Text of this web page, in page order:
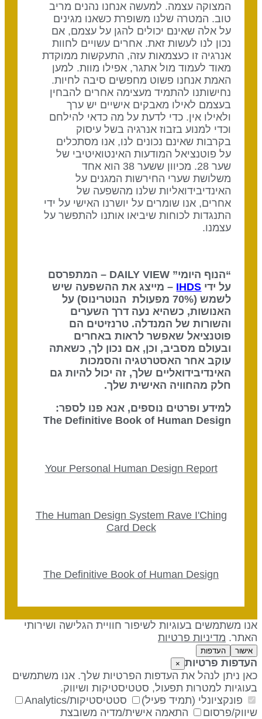
המצוקה עצמה. למעשה אנחנו נהנים מריב
טוב. המטרה שלנו משופרת כשאנו מגינים
על אלה שאינם יכולים להגן על עצמם, אם
נכון לנו לעשות זאת. אחרים עשויים לחוות
אנרגיה זו כעצמאות עזה, התעקשות ממוקדת
מאוד לעמוד מול אתגר, אפילו מוות. למען
האמת אנחנו פשוט מחפשים סיבה לחיות.
נחישותנו להתמיד מעצימה אחרים להבחין
בעצמם לאילו מאבקים אישיים יש ערך
ולאילו אין. כדי לדעת על מה כדאי להילחם
וכדי למנוע בזבוז אנרגיה בשל עיסוק
בקרבות שאינם נכונים לנו, אנו מסתכלים
על פוטנציאל המודעות האינטואיטיבי של
שער 28. מכיוון ששער 38 הוא אחד
משלושת שערי החירשות המגנים על
האינדיבידואליות שלנו מהשפעה של
אחרים, אנו שומרים על יושרנו האישי על ידי
התנגדות לכוחות שיביאו אותנו להתפשר על
עצמנו.
“הנוף היומי” DAILY VIEW – המתפרסם
על ידיIHDS – מייצג את ההשפעה שיש
לשמש (70% מפעולת הנוטרינוס) על
האנושות, כשהיא נעה דרך השערים
והשורות של המנדלה. טרנזיטים הם
פוטנציאל שאפשר לראות באחרים
ובעולם מסביב, וכן, אם נכון לך, כשאתה
עוקב אחר האסטרטגיה והסמכות
האינדיבידואליים שלך, זה יכול להיות גם
חלק מהחוויה האישית שלך.
למידע ופרטים נוספים, אנא פנו לספר:
The Definitive Book of Human Design
Your Personal Human Design Report
The Human Design System Rave I'Ching
Card Deck
The Definitive Book of Human Design
משתמשים בעוגיות לשיפור חוויית הגלישה ושירותי
מדיניות פרטיות
אישור העדפות
פרטיות ×
ניתן לנהל את העדפות הפרטיות שלך. אנו משתמשים
למטרות תפעול, סטטיסטיקות ושיווק.
פונקציונלי (תמיד פעיל)
סטטיסטיקות/Analytics
פרסום
התאמה אישית/מדיה משובצת